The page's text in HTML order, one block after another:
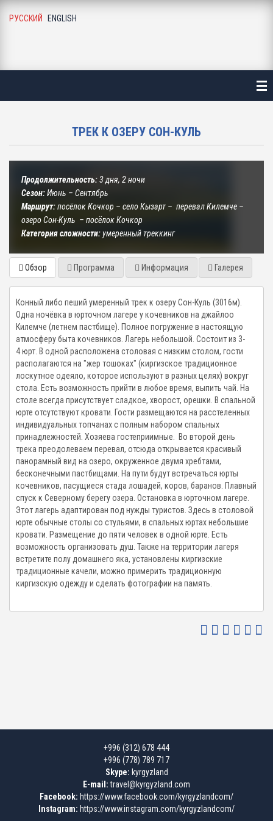
РУССКИЙ ENGLISH
ГАЛЕРЕЯ
И НОВОСТИ
И ПАРТНЕРЫ
ТРЕК К ОЗЕРУ СОН-КУЛЬ
Продолжительность:3 дня, 2 ночи
Сезон:Июнь – Сентябрь
Маршрут:посёлок Кочкор – село Кызарт – перевал Килемче –
озеро Сон-Куль – посёлок Кочкор
Категория сложности:умеренный треккинг
Обзор Программа Информация Галерея
Конный либо пеший умеренный трек к озеру Сон-Куль (3016м).
Одна ночёвка в юрточном лагере у кочевников на джайлоо
Килемче (летнем пастбище). Полное погружение в настоящую
атмосферу быта кочевников. Лагерь небольшой. Состоит из 3-
4 юрт. В одной расположена столовая с низким столом, гости
располагаются на "жер тошоках" (киргизское традиционное
лоскутное одеяло, которое используют в разных целях) вокруг
стола. Есть возможность прийти в любое время, выпить чай. На
столе всегда присутствует сладкое, хворост, орешки. В спальной
юрте отсутствуют кровати. Гости размещаются на расстеленных
индивидуальных топчанах с полным набором спальных
принадлежностей. Хозяева гостеприимные. Во второй день
трека преодолеваем перевал, отсюда открывается красивый
панорамный вид на озеро, окруженное двумя хребтами,
бесконечными пастбищами. На пути будут встречаться юрты
кочевников, пасущиеся стада лошадей, коров, баранов. Плавный
спуск к Северному берегу озера. Остановка в юрточном лагере.
Этот лагерь адаптирован под нужды туристов. Здесь в столовой
юрте обычные столы со стульями, в спальных юртах небольшие
кровати. Размещение до пяти человек в одной юрте. Есть
возможность организовать душ. Также на территории лагеря
встретите полу домашнего яка, установлены киргизские
традиционные качели, можно примерить традиционную
киргизскую одежду и сделать фотографии на память.
+996 (312) 678 444
+996 (778) 789 717
Skype: kyrgyzland
E-mail: travel@kyrgyzland.com
Facebook: https://www.facebook.com/kyrgyzlandcom/
Instagram: https://www.instagram.com/kyrgyzlandcom/